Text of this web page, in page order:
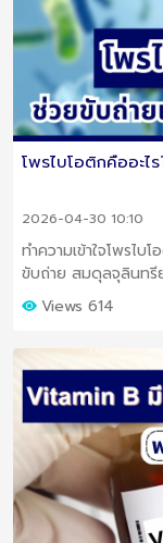
โพรไบโอติกคืออะไ
2026-04-30 10:10
ทำความเข้าใจโพรไบ
ขับถ่าย สมดุลจุลินทรี
Views 614